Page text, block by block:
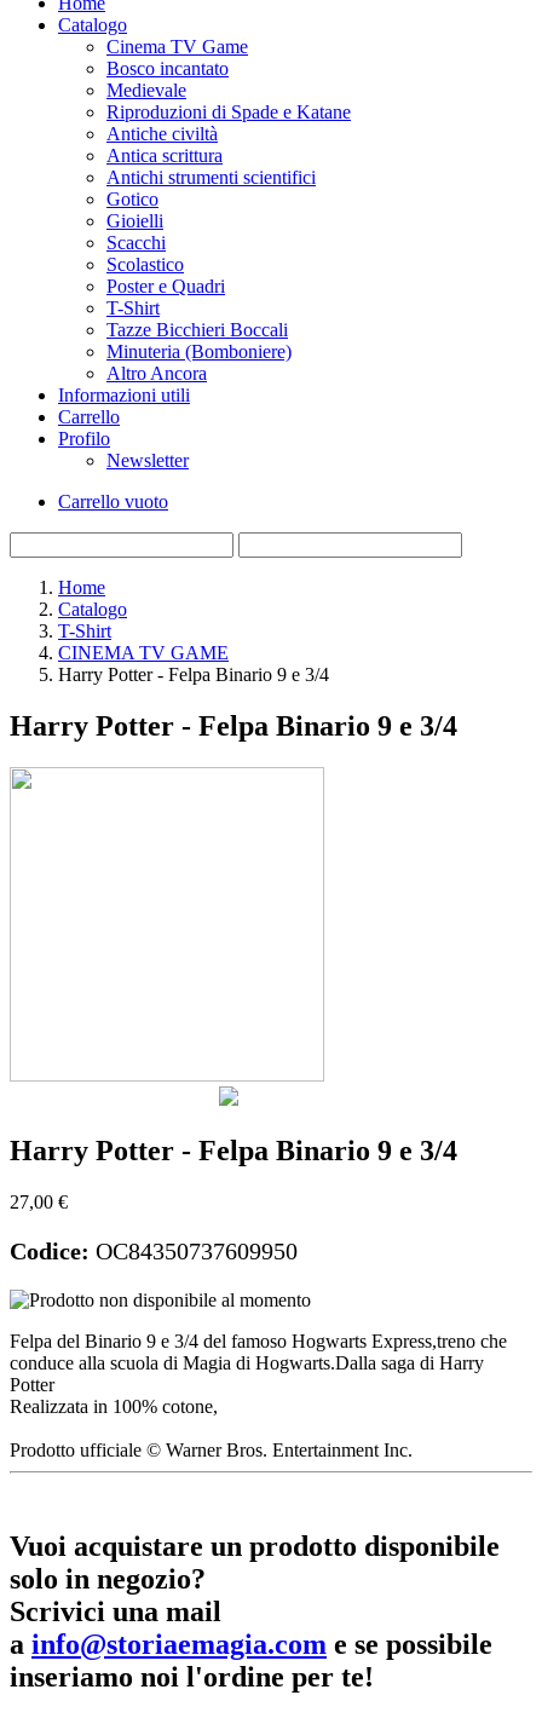
Catalogo
Cinema TV Game
Bosco incantato
Medievale
Riproduzioni di Spade e Katane
Antiche civiltà
Antica scrittura
Antichi strumenti scientifici
Gotico
Gioielli
Scacchi
Scolastico
Poster e Quadri
T-Shirt
Tazze Bicchieri Boccali
Minuteria (Bomboniere)
Altro Ancora
Informazioni utili
Carrello
Profilo
Newsletter
Carrello vuoto
Home
Catalogo
T-Shirt
CINEMA TV GAME
Harry Potter - Felpa Binario 9 e 3/4
Harry Potter - Felpa Binario 9 e 3/4
Harry Potter - Felpa Binario 9 e 3/4
27,00 €
Codice: OC84350737609950
Felpa del Binario 9 e 3/4 del famoso Hogwarts Express,treno che
conduce alla scuola di Magia di Hogwarts.Dalla saga di Harry
Potter
Realizzata in 100% cotone,
Prodotto ufficiale © Warner Bros. Entertainment Inc.
Vuoi acquistare un prodotto disponibile
solo in negozio?
Scrivici una mail
a info@storiaemagia.com e se possibile
inseriamo noi l'ordine per te!